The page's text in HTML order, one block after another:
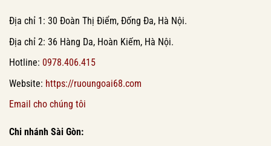
Địa chỉ 1: 30 Đoàn Thị Điểm, Đống Đa, Hà Nội.
Địa chỉ 2: 36 Hàng Da, Hoàn Kiếm, Hà Nội.
Hotline: 0978.406.415
Website: https://ruoungoai68.com
Email cho chúng tôi
Chi nhánh Sài Gòn: